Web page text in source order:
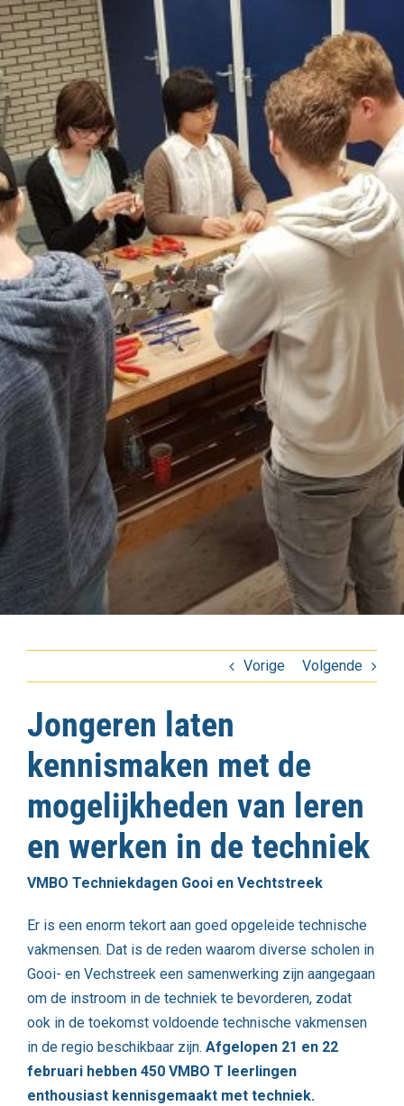
Vorige Volgende
Jongeren laten
kennismaken met de
mogelijkheden van leren
en werken in de techniek
VMBO Techniekdagen Gooi en Vechtstreek
Er is een enorm tekort aan goed opgeleide technische
vakmensen. Dat is de reden waarom diverse scholen in
Gooi- en Vechstreek een samenwerking zijn aangegaan
om de instroom in de techniek te bevorderen, zodat
ook in de toekomst voldoende technische vakmensen
in de regio beschikbaar zijn. Afgelopen 21 en 22
februari hebben 450 VMBO T leerlingen
enthousiast kennisgemaakt met techniek.